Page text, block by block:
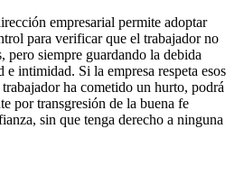
empresarial permite adoptar
para verificar que el trabajador no
pero siempre guardando la debida
intimidad. Si la empresa respeta esos
ha cometido un hurto, podrá
por transgresión de la buena fe
sin que tenga derecho a ninguna